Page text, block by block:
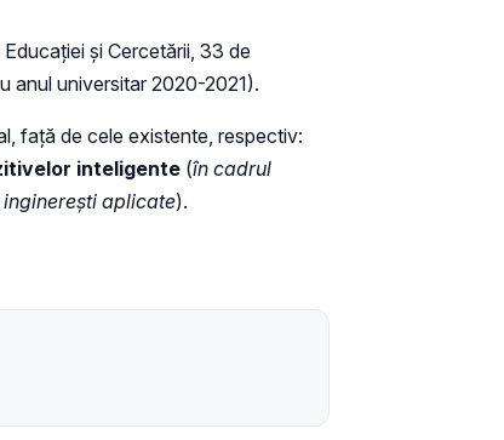
și Cercetării, 33 de
anul universitar 2020-2021).
față de cele existente, respectiv:
inteligente (în cadrul
aplicate).